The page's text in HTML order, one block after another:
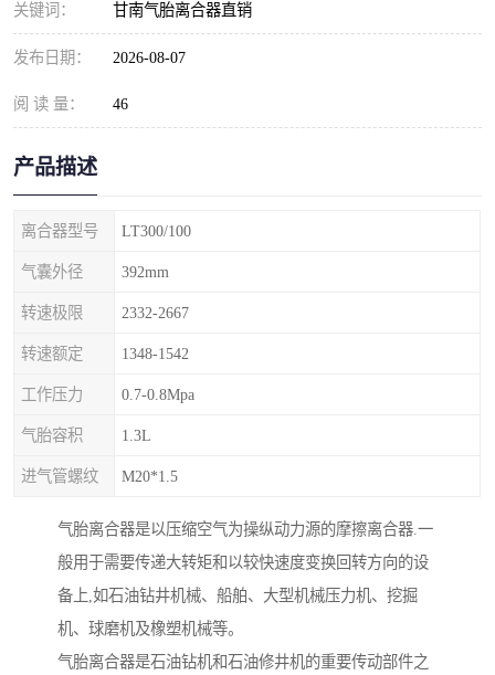
关键词： 甘南气胎离合器直销
发布日期： 2026-08-07
阅 读 量： 46
产品描述
离合器型号 LT300/100
气囊外径 392mm
转速极限 2332-2667
转速额定 1348-1542
工作压力 0.7-0.8Mpa
气胎容积 1.3L
进气管螺纹 M20*1.5
气胎离合器是以压缩空气为操纵动力源的摩擦离合器.一
般用于需要传递大转矩和以较快速度变换回转方向的设
备上,如石油钻井机械、船舶、大型机械压力机、挖掘
机、球磨机及橡塑机械等。
气胎离合器是石油钻机和石油修井机的重要传动部件之